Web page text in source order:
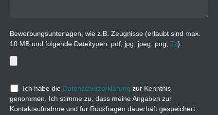
Bewerbungsunterlagen, wie z.B. Zeugnisse (erlaubt sind max.
10 MB und folgende Dateitypen: pdf, jpg, jpeg, png, 7z):
Ich habe die Datenschutzerklärung zur Kenntnis
genommen. Ich stimme zu, dass meine Angaben zur
Kontaktaufnahme und für Rückfragen dauerhaft gespeichert